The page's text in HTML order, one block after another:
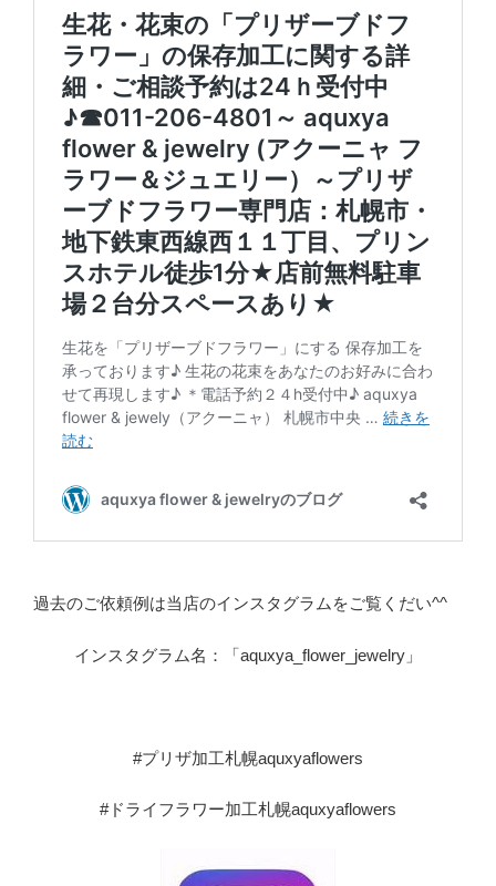
過去のご依頼例は当店のインスタグラムをご覧くだい^^
インスタグラム名：「aquxya_flower_jewelry」
#プリザ加工札幌aquxyaflowers
#ドライフラワー加工札幌aquxyaflowers